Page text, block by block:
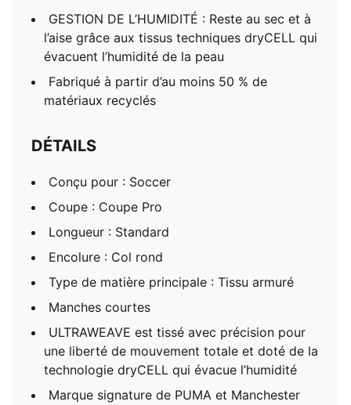
GESTION DE L’HUMIDITÉ : Reste au sec et à
l’aise grâce aux tissus techniques dryCELL qui
évacuent l’humidité de la peau
Fabriqué à partir d’au moins 50 % de
matériaux recyclés
DÉTAILS
Conçu pour : Soccer
Coupe : Coupe Pro
Longueur : Standard
Encolure : Col rond
Type de matière principale : Tissu armuré
Manches courtes
ULTRAWEAVE est tissé avec précision pour
une liberté de mouvement totale et doté de la
technologie dryCELL qui évacue l’humidité
Marque signature de PUMA et Manchester